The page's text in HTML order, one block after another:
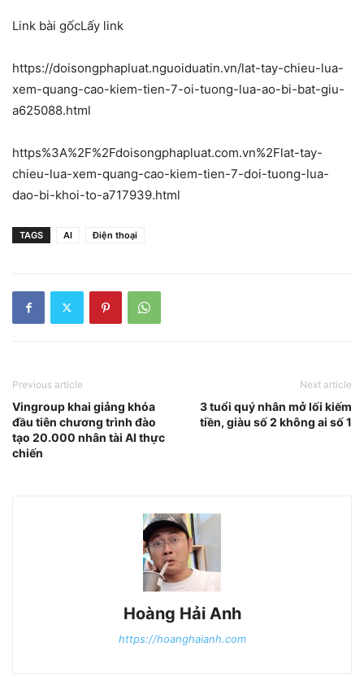
Link bài gốcLấy link
https://doisongphapluat.nguoiduatin.vn/lat-tay-chieu-lua-
xem-quang-cao-kiem-tien-7-oi-tuong-lua-ao-bi-bat-giu-
a625088.html
https%3A%2F%2Fdoisongphapluat.com.vn%2Flat-tay-
chieu-lua-xem-quang-cao-kiem-tien-7-doi-tuong-lua-
dao-bi-khoi-to-a717939.html
TAGS AI Điện thoại
Previous article
Vingroup khai giảng khóa
đầu tiên chương trình đào
tạo 20.000 nhân tài AI thực
chiến
Next article
3 tuổi quý nhân mở lối kiếm
tiền, giàu số 2 không ai số 1
Hoàng Hải Anh
https://hoanghaianh.com